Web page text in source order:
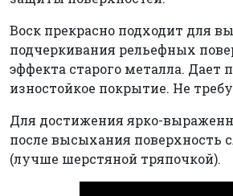
Воск прекрасно подходит для
подчеркивания рельефных
эффекта старого металла. Дает
изностойкое покрытие. Не
Для достижения ярко-
после высыхания поверхность
(лучше шерстяной тряпочкой).